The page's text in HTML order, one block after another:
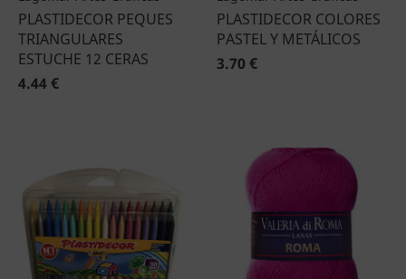
PLASTIDECOR PEQUES
TRIANGULARES
ESTUCHE 12 CERAS
4.44 €
PLASTIDECOR COLORES
PASTEL Y METÁLICOS
3.70 €